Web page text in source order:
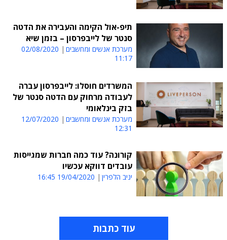
תיפ-אול הקימה והעבירה את הדטה
סנטר של לייבפרסון – בזמן שיא
מערכת אנשים ומחשבים
02/08/2020
11:17
המשרדים חוסלו: לייבפרסון עברה
לעבודה מרחוק עם הדטה סנטר של
בזק בינלאומי
מערכת אנשים ומחשבים
12/07/2020
12:31
קורונה? עוד כמה חברות שמגייסות
עובדים דווקא עכשיו
יניב הלפרין 19/04/2020 16:45
עוד כתבות